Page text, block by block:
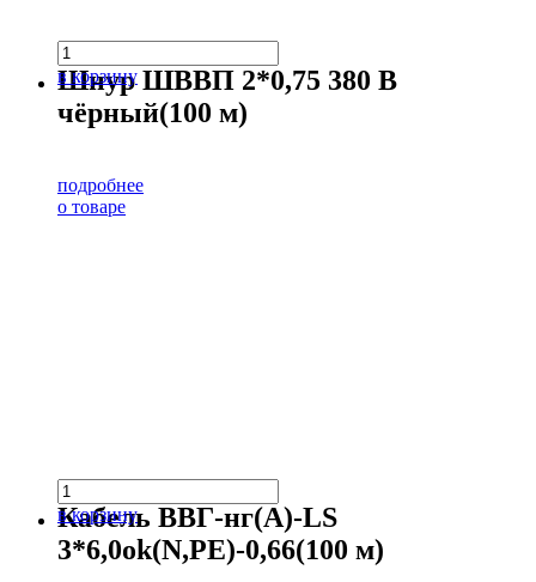
в корзину
Шнур ШВВП 2*0,75 380 В
чёрный(100 м)
подробнее
о товаре
в корзину
Кабель ВВГ-нг(А)-LS
3*6,0ok(N,PE)-0,66(100 м)